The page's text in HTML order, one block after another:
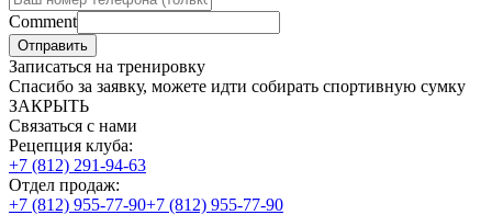
Comment
Отправить
Записаться на тренировку
Спасибо за заявку, можете идти собирать спортивную сумку
ЗАКРЫТЬ
Связаться с нами
Рецепция клуба:
+7 (812) 291-94-63
Отдел продаж:
+7 (812) 955-77-90+7 (812) 955-77-90